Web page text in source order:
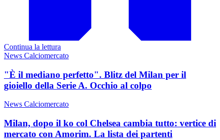
Continua la lettura
News Calciomercato
"È il mediano perfetto". Blitz del Milan per il
gioiello della Serie A. Occhio al colpo
News Calciomercato
Milan, dopo il ko col Chelsea cambia tutto: vertice di
mercato con Amorim. La lista dei partenti